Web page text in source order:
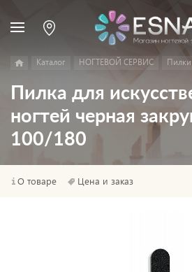
Каталог НОГТЕВОЙ СЕРВИС Пилки
Пилка для
ногтей черная
100/180
О товаре Цена и заказ